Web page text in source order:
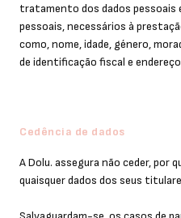
tratamento dos dados pessoais
pessoais, necessários à
como, nome, idade, género,
de identificação fiscal e endereço
Cedência de dados
A Dolu. assegura não ceder, por
quaisquer dados dos seus